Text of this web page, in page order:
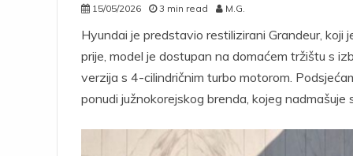
15/05/2026 3 min read M.G.
Hyundai je predstavio restilizirani Grandeur, koji
prije, model je dostupan na domaćem tržištu s
verzija s 4-cilindričnim turbo motorom.
ponudi južnokorejskog brenda, kojeg